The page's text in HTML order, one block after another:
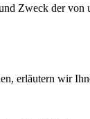
Zweck der von
erläutern wir